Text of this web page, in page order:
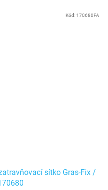
sítko Gras-Fix /
Kód: 170680FA